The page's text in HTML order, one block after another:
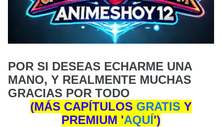
POR SI DESEAS ECHARME UNA
MANO, Y REALMENTE MUCHAS
GRACIAS POR TODO
(MÁS CAPÍTULOS GRATIS Y
PREMIUM 'AQUÍ')